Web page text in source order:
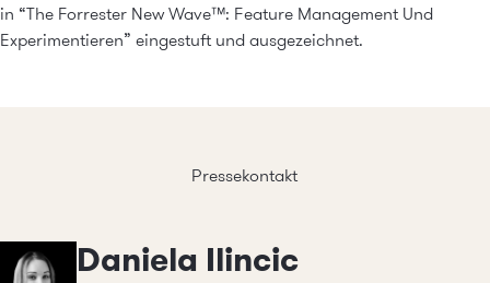
in “The Forrester New Wave™: Feature Management Und
Experimentieren” eingestuft und ausgezeichnet.
Pressekontakt
Daniela Ilincic